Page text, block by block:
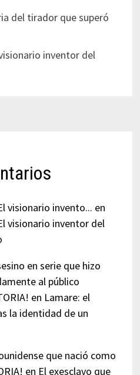
del tirador que superó
inventor del
visionario invento... en
visionario inventor del
en serie que hizo
al público
en Lamare: el
la identidad de un
que nació como
en El exesclavo que